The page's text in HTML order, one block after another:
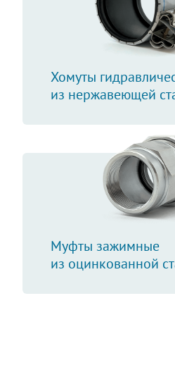
Хомуты
из нержавеющей
Муфты зажимные
из оцинкованной